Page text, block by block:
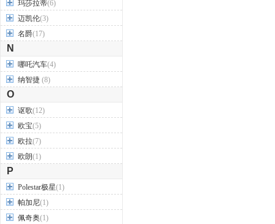
玛莎拉蒂(6)
迈凯伦(3)
名爵(17)
N
哪吒汽车(4)
纳智捷 (8)
O
讴歌(12)
欧宝(5)
欧拉(7)
欧朗(1)
P
Polestar极星(1)
帕加尼(1)
佩奇奥(1)